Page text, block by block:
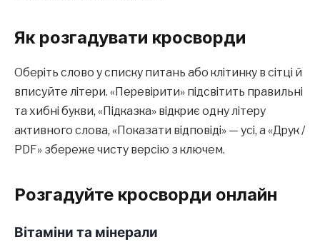
Як розгадувати кросворди
Оберіть слово у списку питань або клітинку в сітці й
вписуйте літери. «Перевірити» підсвітить правильні
та хибні букви, «Підказка» відкриє одну літеру
активного слова, «Показати відповіді» — усі, а «Друк /
PDF» збереже чисту версію з ключем.
Розгадуйте кросворди онлайн